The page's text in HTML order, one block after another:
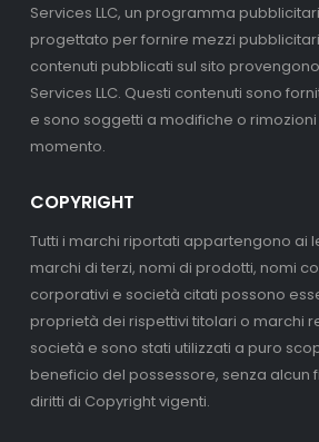
Services LLC, un programma
progettato per fornire mezzi pubblicitari
contenuti pubblicati sul sito
Services LLC. Questi contenuti sono
e sono soggetti a modifiche o rimozioni
momento.
COPYRIGHT
Tutti i marchi riportati appartengono ai
marchi di terzi, nomi di prodotti, nomi
corporativi e società citati possono
proprietà dei rispettivi titolari o marchi
società e sono stati utilizzati a puro
beneficio del possessore, senza alcun
diritti di Copyright vigenti.